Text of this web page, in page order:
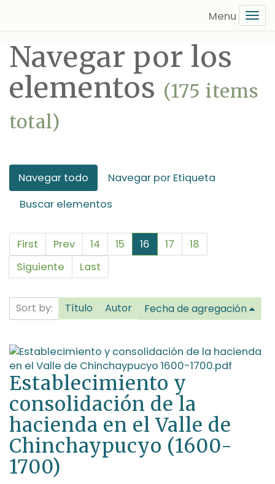
principal
Navegar por los
elementos (175 items
total)
Navegar todo
Navegar por Etiqueta
Buscar elementos
First Prev 14 15 16 17
18
Siguiente
Last
Sort by: Título Autor Fecha de agregación
Establecimiento y
consolidación de la
hacienda en el Valle de
Chinchaypucyo (1600-
1700)